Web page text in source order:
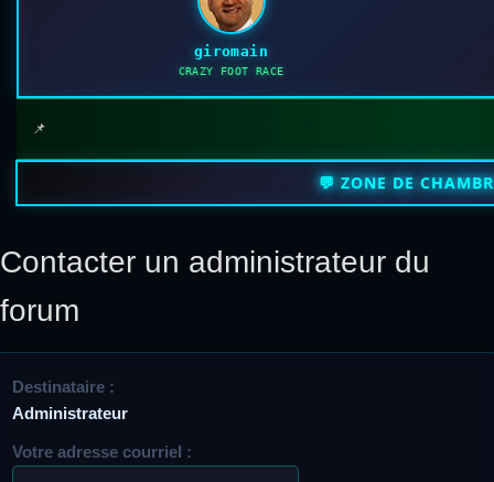
giromain
CRAZY FOOT RACE
📌
💬 ZONE DE
Contacter un administrateur du
forum
Destinataire :
Administrateur
Votre adresse courriel :